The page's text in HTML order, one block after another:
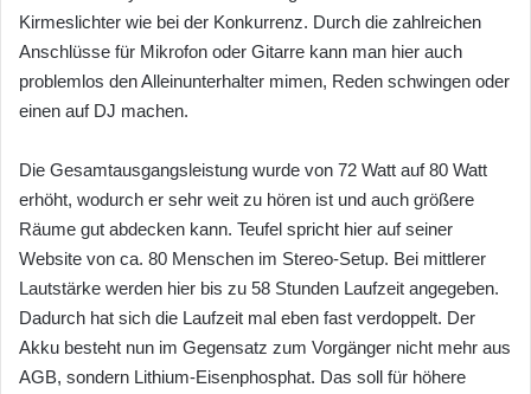
Kirmeslichter wie bei der Konkurrenz. Durch die zahlreichen
Anschlüsse für Mikrofon oder Gitarre kann man hier auch
problemlos den Alleinunterhalter mimen, Reden schwingen oder
einen auf DJ machen.
Die Gesamtausgangsleistung wurde von 72 Watt auf 80 Watt
erhöht, wodurch er sehr weit zu hören ist und auch größere
Räume gut abdecken kann. Teufel spricht hier auf seiner
Website von ca. 80 Menschen im Stereo-Setup. Bei mittlerer
Lautstärke werden hier bis zu 58 Stunden Laufzeit angegeben.
Dadurch hat sich die Laufzeit mal eben fast verdoppelt. Der
Akku besteht nun im Gegensatz zum Vorgänger nicht mehr aus
AGB, sondern Lithium-Eisenphosphat. Das soll für höhere